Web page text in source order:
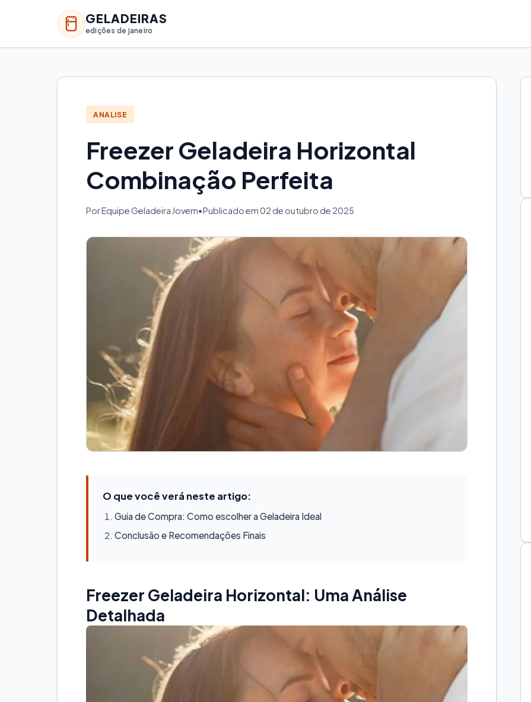
GELADEIRAS
edições de janeiro
ANALISE
Freezer Geladeira Horizontal
Combinação Perfeita
Por Equipe Geladeira Jovem•Publicado em 02 de outubro de 2025
O que você verá neste artigo:
Guia de Compra: Como escolher a Geladeira Ideal
Conclusão e Recomendações Finais
Freezer Geladeira Horizontal: Uma Análise
Detalhada